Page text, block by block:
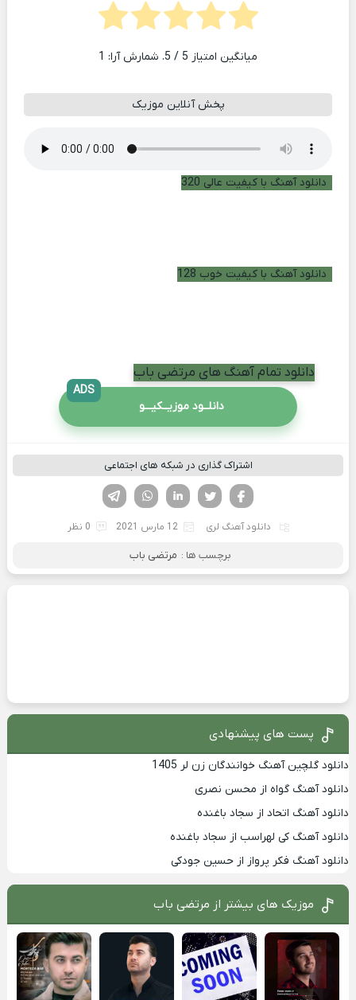
میانگین امتیاز 5 / 5. شمارش آرا: 1
پخش آنلاین موزیک
دانلود آهنگ با کیفیت عالی 320
دانلود آهنگ با کیفیت خوب 128
دانلود تمام آهنگ های مرتضی باب
دانلــود موزیــکیـــو
ADS
اشتراک گذاری در شبکه های اجتماعی
لینکدین تویتر
فیسوک
دانلود آهنگ لری 12 مارس 2021 0 نظر
برچسب ها : مرتضی باب
پست های پیشنهادی
دانلود گلچین آهنگ خوانندگان زن لر 1405
دانلود آهنگ گواه از محسن نصری
دانلود آهنگ اتحاد از سجاد باغنده
دانلود آهنگ کی لهراسب از سجاد باغنده
دانلود آهنگ فکر پرواز از حسین جودکی
موزیک های بیشتر از مرتضی باب